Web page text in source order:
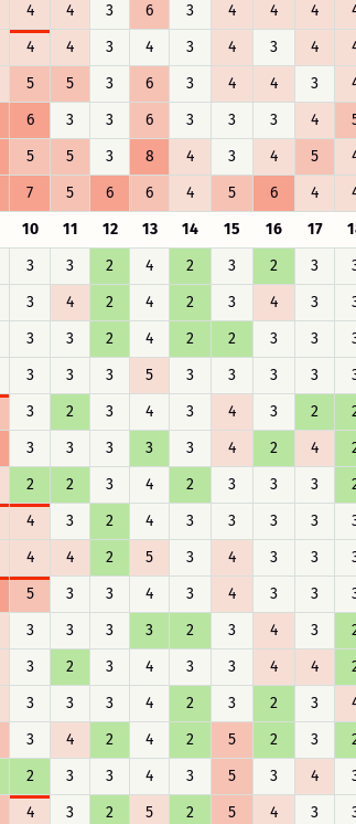
4 4 3 6 3 4 4 4
4 4 3 4 3 4 3 4
5 5 3 6 3 4 4 3
6 3 3 6 3 3 3 4
5 5 3 8 4 3 4 5
7 5 6 6 4 5 6 4
10 11 12 13 14 15 16 17
3 3 2 4 2 3 2 3
3 4 2 4 2 3 4 3
3 3 2 4 2 2 3 3
3 3 3 5 3 3 3 3
3 2 3 4 3 4 3 2
3 3 3 3 3 4 2 4
2 2 3 4 2 3 3 3
4 3 2 4 3 3 3 3
4 4 2 5 3 4 3 3
5 3 3 4 3 4 3 3
3 3 3 3 2 3 4 3
3 2 3 4 3 3 4 4
3 3 3 4 2 3 2 3
3 4 2 4 2 5 2 3
2 3 3 4 3 5 3 4
4 3 2 5 2 5 4 3